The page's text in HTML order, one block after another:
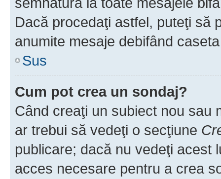
Dacă procedaţi astfel, puteţi să
anumite mesaje debifând
Sus
Cum pot crea un sondaj?
Când creaţi un subiect nou sau
ar trebui să vedeţi o secţiune
publicare; dacă nu vedeţi acest
acces necesare pentru a crea